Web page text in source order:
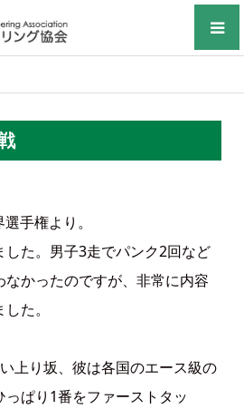
手権より。
た。男子3走でパンク2回など
なかったのですが、非常に内容
た。
上り坂、彼は各国のエース級の
ぱり1番をファーストタッ